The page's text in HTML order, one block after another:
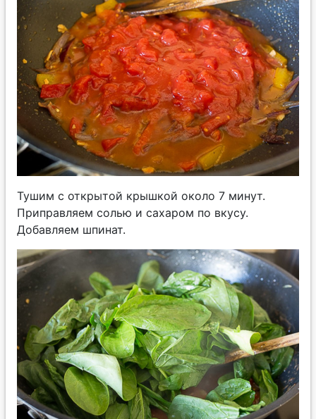
Тушим с открытой крышкой около 7 минут.
Приправляем солью и сахаром по вкусу.
Добавляем шпинат.